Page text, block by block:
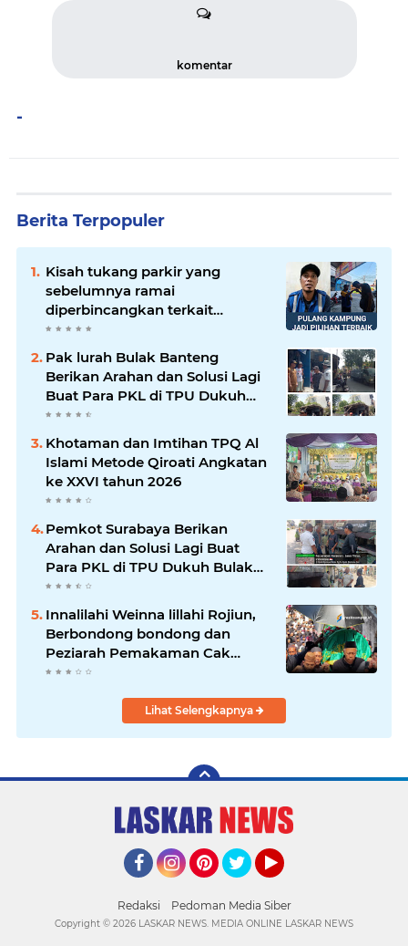
komentar
-
Berita Terpopuler
Kisah tukang parkir yang
sebelumnya ramai
diperbincangkan terkait
persoalan parkir gratis di
sebuah minimarket di Bekasi
kini memasuki babak baru.
Pak lurah Bulak Banteng
Berikan Arahan dan Solusi Lagi
Buat Para PKL di TPU Dukuh
Bulak Banteng Surabaya
Khotaman dan Imtihan TPQ Al
Islami Metode Qiroati Angkatan
ke XXVI tahun 2026
Pemkot Surabaya Berikan
Arahan dan Solusi Lagi Buat
Para PKL di TPU Dukuh Bulak
Banteng Surabaya
Innalilahi Weinna lillahi Rojiun,
Berbondong bondong dan
Peziarah Pemakaman Cak
Soleh.
Lihat Selengkapnya
Redaksi Pedoman Media Siber
Copyright © 2026 LASKAR NEWS. MEDIA ONLINE LASKAR NEWS